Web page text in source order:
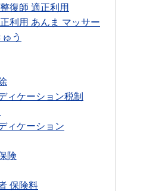
復師 適正利用
利用 あんま マッサー
う
ィケーション税制
ィケーション
険
保険料